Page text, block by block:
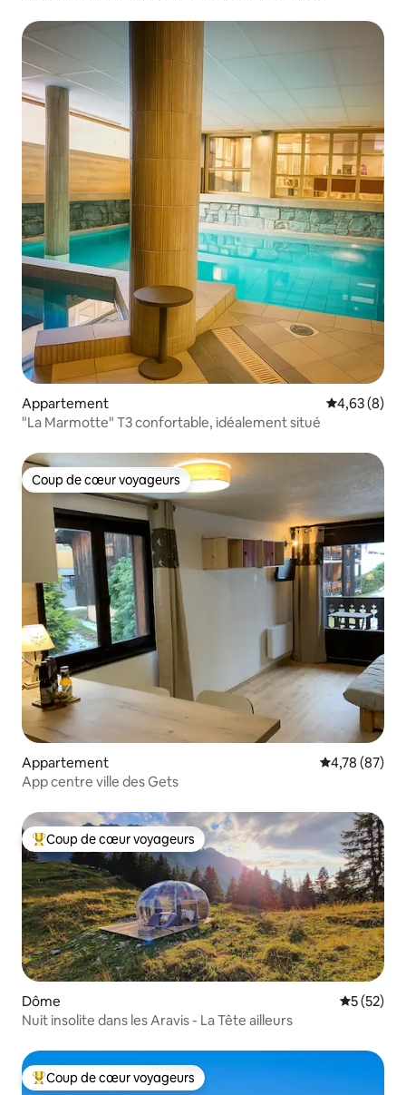
Appartement Évaluation
4,63 (8)
"La Marmotte" T3 confortable, idéalement situé
Coup de cœur voyageurs
Coup de cœur voyageurs
Appartement Évaluation
4,78 (87)
App centre ville des Gets
Coups de cœur voyageurs les plus appréciés
Coup de cœur voyageurs
Dôme
5 (52)
Nuit insolite dans les Aravis - La Tête ailleurs
Coups de cœur voyageurs les plus appréciés
Coup de cœur voyageurs